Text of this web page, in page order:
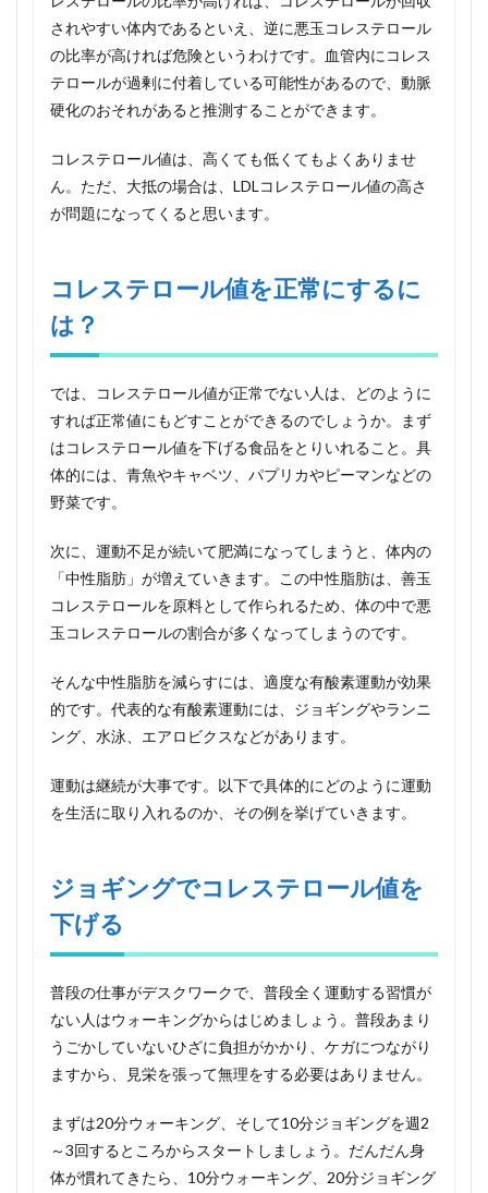
されやすい体内であるといえ、逆に悪玉コレステロール
の比率が高ければ危険というわけです。血管内にコレス
テロールが過剰に付着している可能性があるので、動脈
硬化のおそれがあると推測することができます。
コレステロール値は、高くても低くてもよくありませ
ん。ただ、大抵の場合は、LDLコレステロール値の高さ
が問題になってくると思います。
コレステロール値を正常にするに
は？
では、コレステロール値が正常でない人は、どのように
すれば正常値にもどすことができるのでしょうか。まず
はコレステロール値を下げる食品をとりいれること。具
体的には、青魚やキャベツ、パプリカやピーマンなどの
野菜です。
次に、運動不足が続いて肥満になってしまうと、体内の
「中性脂肪」が増えていきます。この中性脂肪は、善玉
コレステロールを原料として作られるため、体の中で悪
玉コレステロールの割合が多くなってしまうのです。
そんな中性脂肪を減らすには、適度な有酸素運動が効果
的です。代表的な有酸素運動には、ジョギングやランニ
ング、水泳、エアロビクスなどがあります。
運動は継続が大事です。以下で具体的にどのように運動
を生活に取り入れるのか、その例を挙げていきます。
ジョギングでコレステロール値を
下げる
普段の仕事がデスクワークで、普段全く運動する習慣が
ない人はウォーキングからはじめましょう。普段あまり
うごかしていないひざに負担がかかり、ケガにつながり
ますから、見栄を張って無理をする必要はありません。
まずは20分ウォーキング、そして10分ジョギングを週2
～3回するところからスタートしましょう。だんだん身
体が慣れてきたら、10分ウォーキング、20分ジョギング